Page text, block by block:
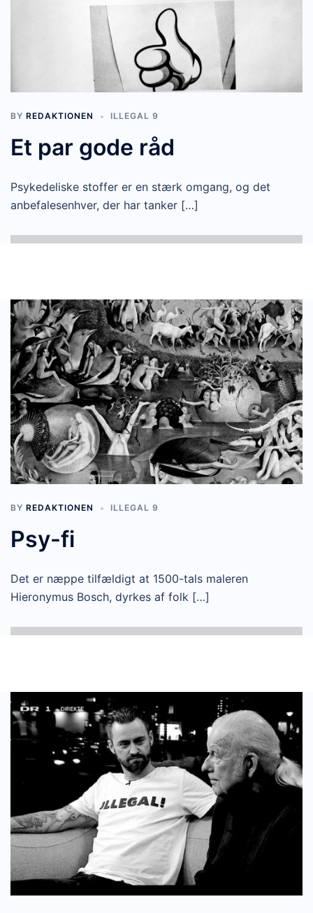
BY REDAKTIONEN ILLEGAL 9
Et par gode råd
Psykedeliske stoffer er en stærk omgang, og det
anbefalesenhver, der har tanker […]
BY REDAKTIONEN ILLEGAL 9
Psy-fi
Det er næppe tilfældigt at 1500-tals maleren
Hieronymus Bosch, dyrkes af folk […]